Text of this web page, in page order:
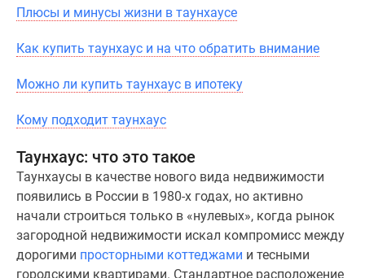
Экспертиза
Экология
Студии
комнатные
комнатные
комнатные
Квартиры
Плюсы и минусы жизни в таунхаусе
Как купить таунхаус и на что обратить внимание
Можно ли купить таунхаус в ипотеку
Кому подходит таунхаус
Таунхаус: что это такое
Таунхаусы в качестве нового вида недвижимости
появились в России в 1980-х годах, но активно
начали строиться только в «нулевых», когда рынок
загородной недвижимости искал компромисс между
дорогими просторными коттеджами и тесными
городскими квартирами. Стандартное расположение